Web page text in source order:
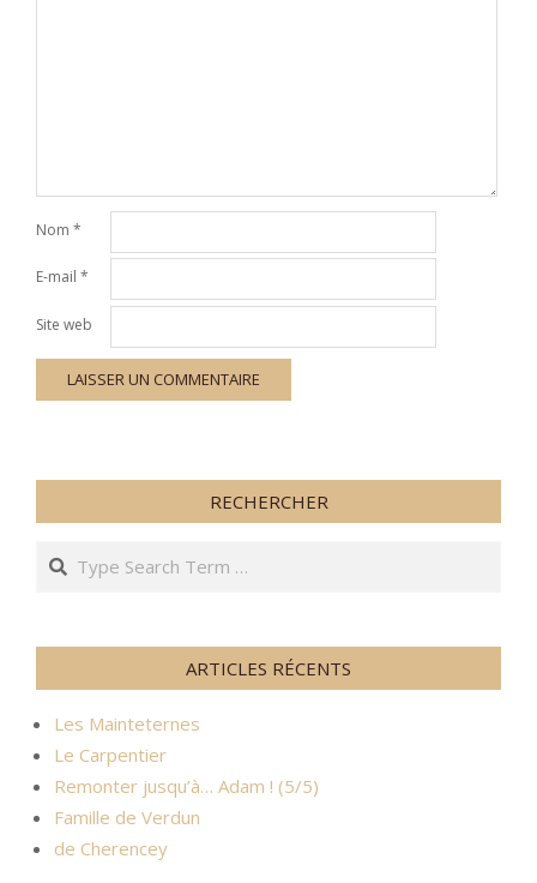
Nom *
E-mail *
Site web
RECHERCHER
Search
ARTICLES RÉCENTS
Les Mainteternes
Le Carpentier
Remonter jusqu’à… Adam ! (5/5)
Famille de Verdun
de Cherencey